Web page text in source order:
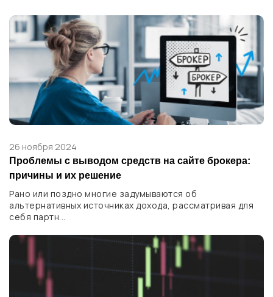
26 ноября 2024
Проблемы с выводом средств на сайте брокера:
причины и их решение
Рано или поздно многие задумываются об
альтернативных источниках дохода, рассматривая для
себя партн...